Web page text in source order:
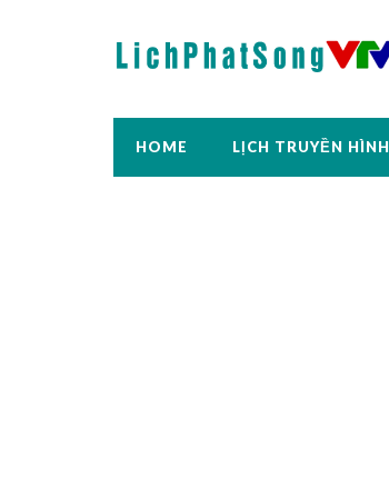
HOME LỊCH TRUYỀN HÌNH